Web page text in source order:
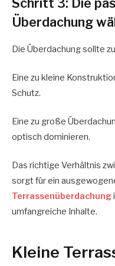
Schritt 3: Die
Überdachung
Die Überdachung sollte
Eine zu kleine
Schutz.
Eine zu große
optisch dominieren.
Das richtige Verhältnis
sorgt für ein
Terrassenüberdachung
umfangreiche Inhalte.
Kleine